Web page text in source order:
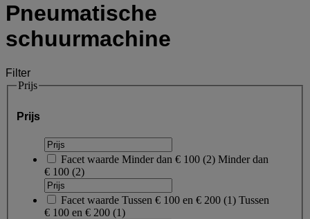
Pneumatische
schuurmachine
Filter
Prijs
Prijs
Facet waarde Minder dan € 100 (2) Minder dan
€ 100 (2)
Facet waarde Tussen € 100 en € 200 (1) Tussen
€ 100 en € 200 (1)